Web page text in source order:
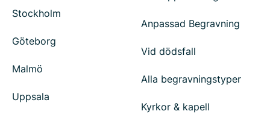
Stockholm
Göteborg
Malmö
Uppsala
Anpassad Begravning
Vid dödsfall
Alla begravningstyper
Kyrkor & kapell